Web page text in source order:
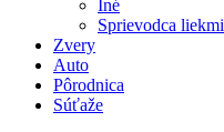
Iné
Sprievodca liekmi
Zvery
Auto
Pôrodnica
Súťaže